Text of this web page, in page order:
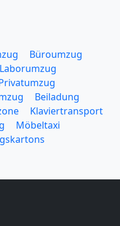
Büroumzug
Laborumzug
Beiladung
Klaviertransport
Möbeltaxi